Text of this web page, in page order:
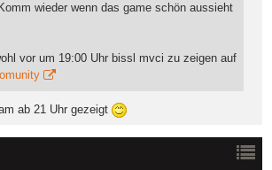
wieder wenn das game schön aussieht
vor um 19:00 Uhr bissl mvci zu zeigen auf
ab 21 Uhr gezeigt